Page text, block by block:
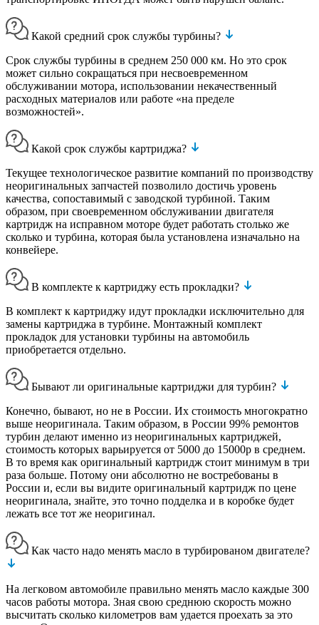
Какой средний срок службы турбины?
Срок службы турбины в среднем 250 000 км. Но это срок
может сильно сокращаться при несвоевременном
обслуживании мотора, использовании некачественный
расходных материалов или работе «на пределе
возможностей».
Какой срок службы картриджа?
Текущее технологическое развитие компаний по производству
неоригинальных запчастей позволило достичь уровень
качества, сопоставимый с заводской турбиной. Таким
образом, при своевременном обслуживании двигателя
картридж на исправном моторе будет работать столько же
сколько и турбина, которая была установлена изначально на
конвейере.
В комплекте к картриджу есть прокладки?
В комплект к картриджу идут прокладки исключительно для
замены картриджа в турбине. Монтажный комплект
прокладок для установки турбины на автомобиль
приобретается отдельно.
Бывают ли оригинальные картриджи для турбин?
Конечно, бывают, но не в России. Их стоимость многократно
выше неоригинала. Таким образом, в России 99% ремонтов
турбин делают именно из неоригинальных картриджей,
стоимость которых варьируется от 5000 до 15000р в среднем.
В то время как оригинальный картридж стоит минимум в три
раза больше. Потому они абсолютно не востребованы в
России и, если вы видите оригинальный картридж по цене
неоригинала, знайте, это точно подделка и в коробке будет
лежать все тот же неоригинал.
Как часто надо менять масло в турбированом двигателе?
На легковом автомобиле правильно менять масло каждые 300
часов работы мотора. Зная свою среднюю скорость можно
высчитать сколько километров вам удается проехать за это